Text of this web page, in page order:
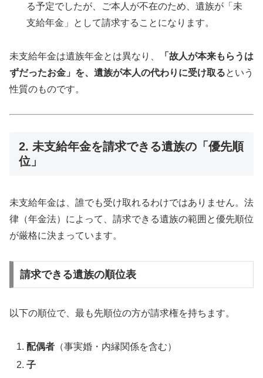
る予定でしたが、ご本人が不在のため、遺族が「未
支給年金」として請求することになります。
未支給年金は遺族年金とは異なり、
「故人が本来もらうは
ずだったお金」を、遺族が本人の代わりに受け取るという
性質のものです。
2. 未支給年金を請求できる遺族の「優先順
位」
未支給年金は、誰でも受け取れるわけではありません。法
律（年金法）によって、請求できる遺族の範囲と優先順位
が厳格に決まっています。
請求できる遺族の順位表
以下の順位で、最も先順位の方が請求権を持ちます。
配偶者 （事実婚・内縁関係を含む）
子